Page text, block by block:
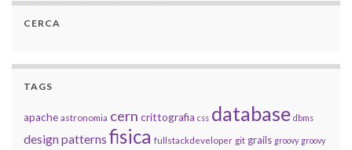
CERCA
TAGS
apache astronomia cern crittografia css database dbms
design patterns fisica fullstackdeveloper git grails groovy groovy